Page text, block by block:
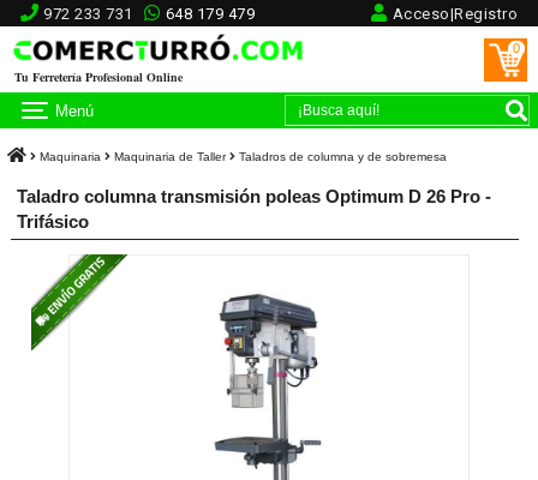
972 233 731 648 179 479 Acceso|Registro
Tu Ferretería Profesional Online
0
Menú
Maquinaria Maquinaria de Taller Taladros de columna y de sobremesa
Taladro columna transmisión poleas Optimum D 26 Pro -
Trifásico